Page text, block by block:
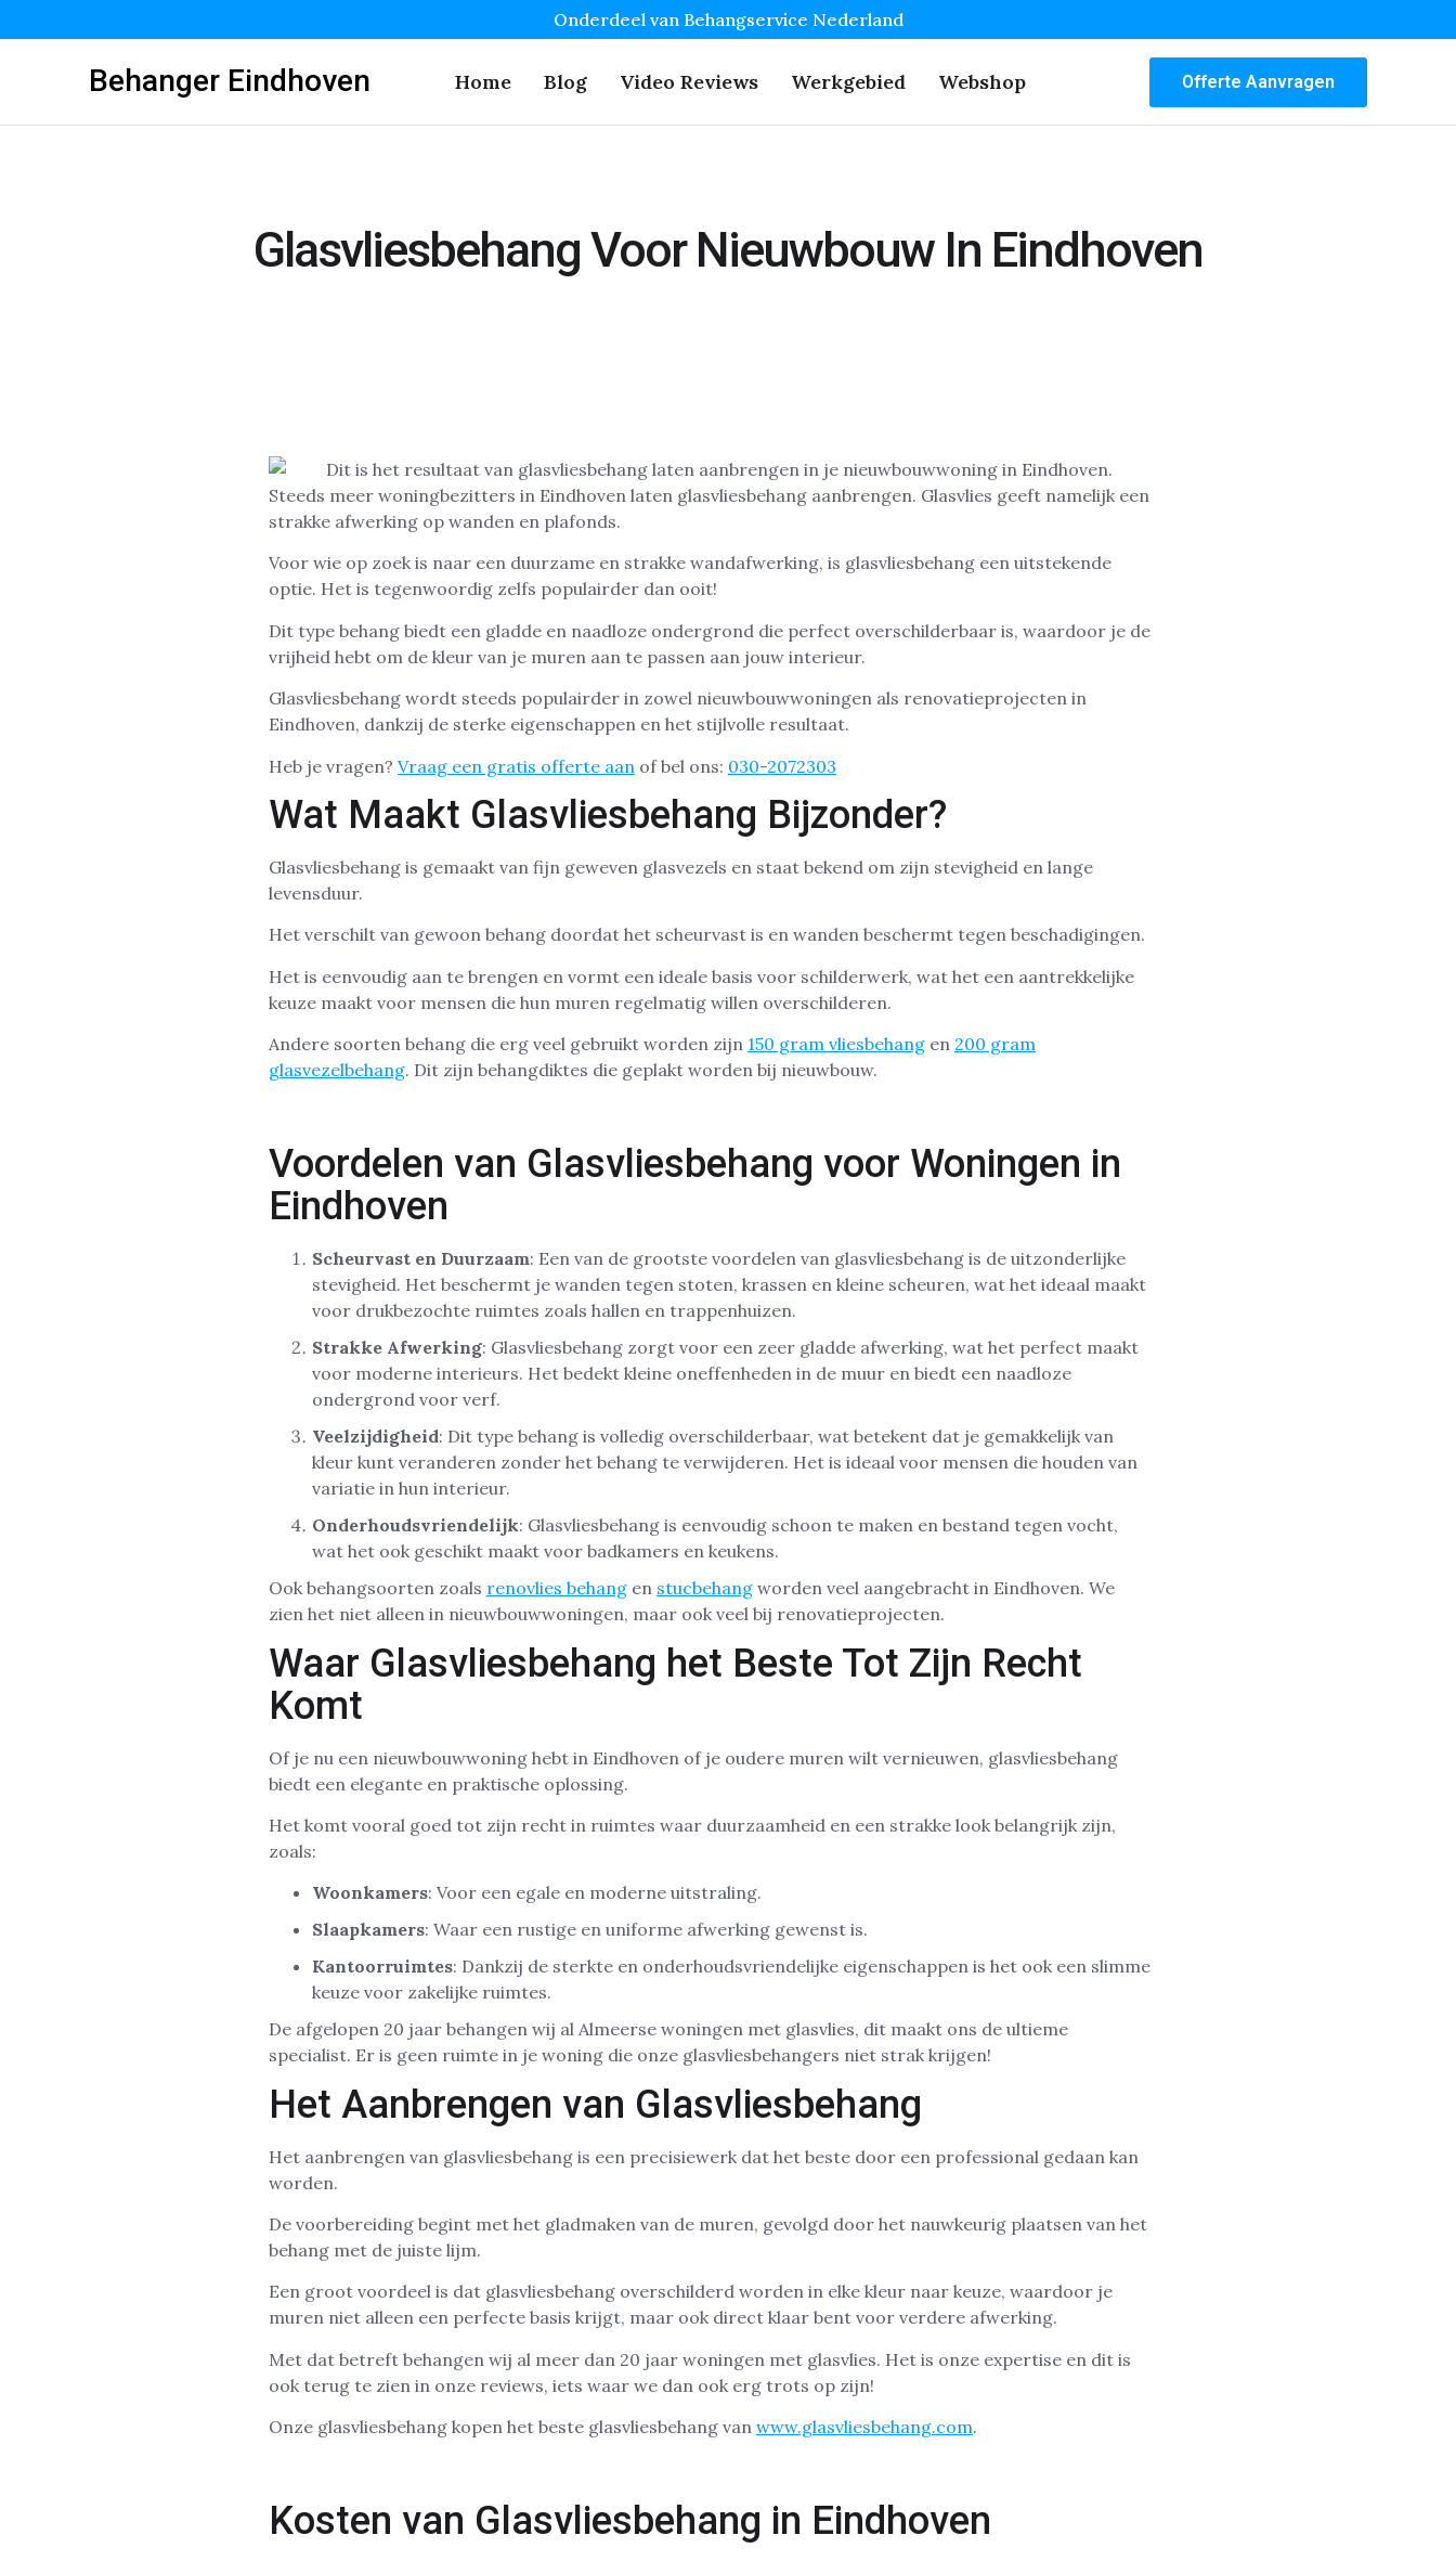
Onderdeel van Behangservice Nederland
Behanger Eindhoven Home Blog Video Reviews Werkgebied Webshop Offerte Aanvragen
Glasvliesbehang Voor Nieuwbouw In Eindhoven
Steeds meer woningbezitters in Eindhoven laten glasvliesbehang aanbrengen. Glasvlies geeft namelijk een
strakke afwerking op wanden en plafonds.
Voor wie op zoek is naar een duurzame en strakke wandafwerking, is glasvliesbehang een uitstekende
optie. Het is tegenwoordig zelfs populairder dan ooit!
Dit type behang biedt een gladde en naadloze ondergrond die perfect overschilderbaar is, waardoor je de
vrijheid hebt om de kleur van je muren aan te passen aan jouw interieur.
Glasvliesbehang wordt steeds populairder in zowel nieuwbouwwoningen als renovatieprojecten in
Eindhoven, dankzij de sterke eigenschappen en het stijlvolle resultaat.
Heb je vragen? Vraag een gratis offerte aan of bel ons: 030-2072303
Wat Maakt Glasvliesbehang Bijzonder?
Glasvliesbehang is gemaakt van fijn geweven glasvezels en staat bekend om zijn stevigheid en lange
levensduur.
Het verschilt van gewoon behang doordat het scheurvast is en wanden beschermt tegen beschadigingen.
Het is eenvoudig aan te brengen en vormt een ideale basis voor schilderwerk, wat het een aantrekkelijke
keuze maakt voor mensen die hun muren regelmatig willen overschilderen.
Andere soorten behang die erg veel gebruikt worden zijn 150 gram vliesbehang en 200 gram
glasvezelbehang. Dit zijn behangdiktes die geplakt worden bij nieuwbouw.
Voordelen van Glasvliesbehang voor Woningen in
Eindhoven
Scheurvast en Duurzaam: Een van de grootste voordelen van glasvliesbehang is de uitzonderlijke
stevigheid. Het beschermt je wanden tegen stoten, krassen en kleine scheuren, wat het ideaal maakt
voor drukbezochte ruimtes zoals hallen en trappenhuizen.
Strakke Afwerking: Glasvliesbehang zorgt voor een zeer gladde afwerking, wat het perfect maakt
voor moderne interieurs. Het bedekt kleine oneffenheden in de muur en biedt een naadloze
ondergrond voor verf.
Veelzijdigheid: Dit type behang is volledig overschilderbaar, wat betekent dat je gemakkelijk van
kleur kunt veranderen zonder het behang te verwijderen. Het is ideaal voor mensen die houden van
variatie in hun interieur.
Onderhoudsvriendelijk: Glasvliesbehang is eenvoudig schoon te maken en bestand tegen vocht,
wat het ook geschikt maakt voor badkamers en keukens.
Ook behangsoorten zoals renovlies behang en stucbehang worden veel aangebracht in Eindhoven. We
zien het niet alleen in nieuwbouwwoningen, maar ook veel bij renovatieprojecten.
Waar Glasvliesbehang het Beste Tot Zijn Recht
Komt
Of je nu een nieuwbouwwoning hebt in Eindhoven of je oudere muren wilt vernieuwen, glasvliesbehang
biedt een elegante en praktische oplossing.
Het komt vooral goed tot zijn recht in ruimtes waar duurzaamheid en een strakke look belangrijk zijn,
zoals:
Woonkamers: Voor een egale en moderne uitstraling.
Slaapkamers: Waar een rustige en uniforme afwerking gewenst is.
Kantoorruimtes: Dankzij de sterkte en onderhoudsvriendelijke eigenschappen is het ook een slimme
keuze voor zakelijke ruimtes.
De afgelopen 20 jaar behangen wij al Almeerse woningen met glasvlies, dit maakt ons de ultieme
specialist. Er is geen ruimte in je woning die onze glasvliesbehangers niet strak krijgen!
Het Aanbrengen van Glasvliesbehang
Het aanbrengen van glasvliesbehang is een precisiewerk dat het beste door een professional gedaan kan
worden.
De voorbereiding begint met het gladmaken van de muren, gevolgd door het nauwkeurig plaatsen van het
behang met de juiste lijm.
Een groot voordeel is dat glasvliesbehang overschilderd worden in elke kleur naar keuze, waardoor je
muren niet alleen een perfecte basis krijgt, maar ook direct klaar bent voor verdere afwerking.
Met dat betreft behangen wij al meer dan 20 jaar woningen met glasvlies. Het is onze expertise en dit is
ook terug te zien in onze reviews, iets waar we dan ook erg trots op zijn!
Onze glasvliesbehang kopen het beste glasvliesbehang van www.glasvliesbehang.com.
Kosten van Glasvliesbehang in Eindhoven